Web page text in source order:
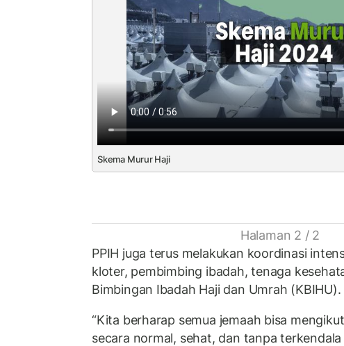
Skema Murur Haji
Halaman 2 / 2
PPIH juga terus melakukan koordinasi
kloter, pembimbing ibadah, tenaga
Bimbingan Ibadah Haji dan Umrah (KBIHU).
“Kita berharap semua jemaah bisa
secara normal, sehat, dan tanpa